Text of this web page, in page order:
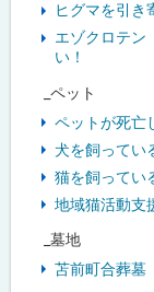
ヒグマを引き
エゾクロテン
い！
_ペット
ペットが死亡
犬を飼ってい
猫を飼ってい
地域猫活動支
_墓地
苫前町合葬墓